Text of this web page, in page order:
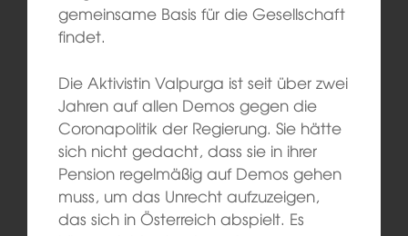
gemeinsame Basis für die Gesellschaft
findet.
Die Aktivistin Valpurga ist seit über zwei
Jahren auf allen Demos gegen die
Coronapolitik der Regierung. Sie hätte
sich nicht gedacht, dass sie in ihrer
Pension regelmäßig auf Demos gehen
muss, um das Unrecht aufzuzeigen,
das sich in Österreich abspielt. Es